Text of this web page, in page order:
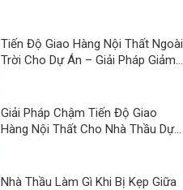
Tiến Độ Giao Hàng Nội Thất Ngoài
Trời Cho Dự Án – Giải Pháp Giảm
Giải Pháp Chậm Tiến Độ Giao
Hàng Nội Thất Cho Nhà Thầu Dự
Nhà Thầu Làm Gì Khi Bị Kẹp Giữa